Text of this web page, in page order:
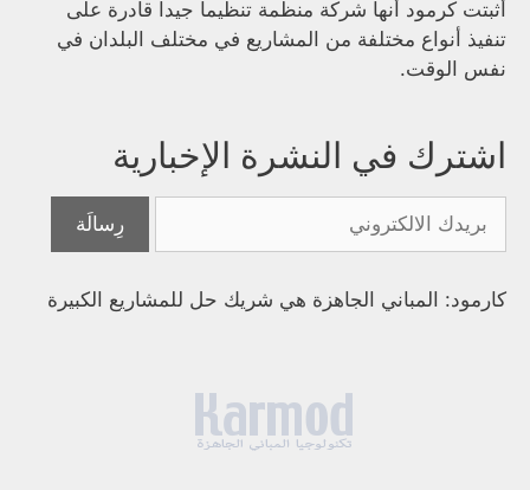
أثبتت كرمود أنها شركة منظمة تنظيما جيدا قادرة على
تنفيذ أنواع مختلفة من المشاريع في مختلف البلدان في
نفس الوقت.
اشترك في النشرة الإخبارية
كارمود: المباني الجاهزة هي شريك حل للمشاريع الكبيرة